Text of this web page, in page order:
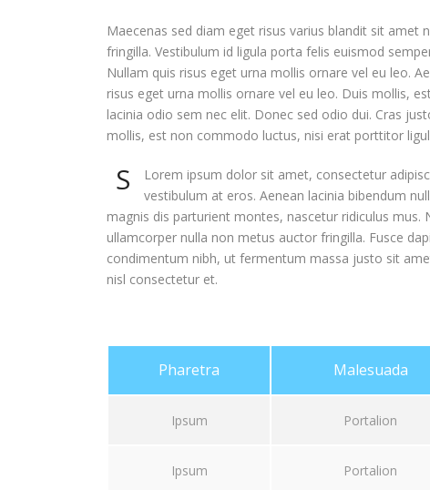
Maecenas sed diam eget risus varius blandit sit
fringilla. Vestibulum id ligula porta felis euismod
Nullam quis risus eget urna mollis ornare vel eu leo.
risus eget urna mollis ornare vel eu leo. Duis mollis,
lacinia odio sem nec elit. Donec sed odio dui. Cras
mollis, est non commodo luctus, nisi erat porttitor
S
Lorem ipsum dolor sit amet, consectetur
vestibulum at eros. Aenean lacinia bibendum
magnis dis parturient montes, nascetur ridiculus
ullamcorper nulla non metus auctor fringilla. Fusce
condimentum nibh, ut fermentum massa justo sit
nisl consectetur et.
Pharetra Malesuada
Ipsum Portalion
Ipsum Portalion